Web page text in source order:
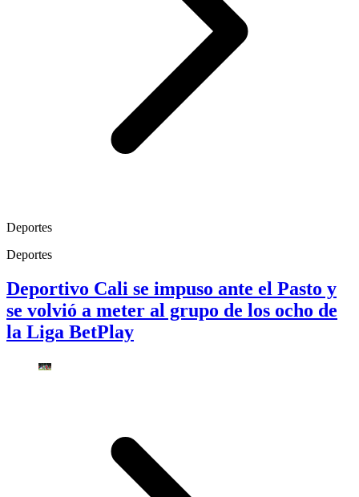
Deportes
Deportes
Deportivo Cali se impuso ante el Pasto y
se volvió a meter al grupo de los ocho de
la Liga BetPlay